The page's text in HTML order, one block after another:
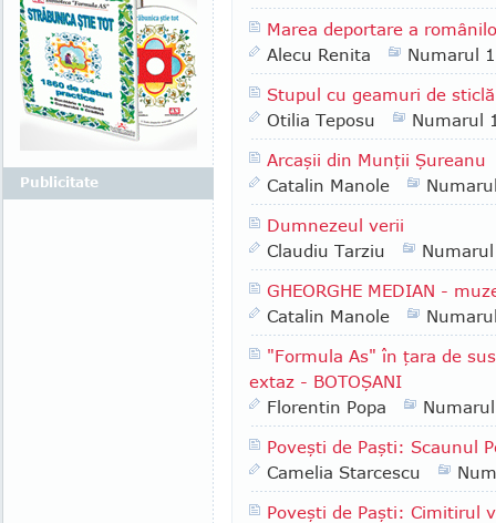
Marea deportare a
Alecu Renita
Numarul
Stupul cu geamuri de sticlă
Otilia Teposu
Numarul
Arcaşii din Munţii Şureanu
Catalin Manole
Dumnezeul verii
Claudiu Tarziu
GHEORGHE MEDIAN -
Catalin Manole
"Formula As" în ţara de
extaz - BOTOŞANI
Florentin Popa
Poveşti de Paşti: Scaunul
Camelia Starcescu
Poveşti de Paşti: Cimitirul
Publicitate